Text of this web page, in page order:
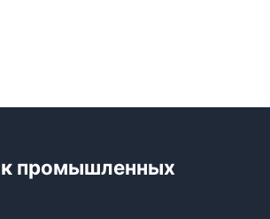
промышленных